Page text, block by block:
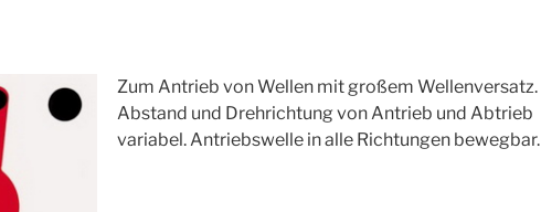
Zum Antrieb von Wellen mit großem Wellenversatz.
Abstand und Drehrichtung von Antrieb und Abtrieb
variabel. Antriebswelle in alle Richtungen bewegbar.